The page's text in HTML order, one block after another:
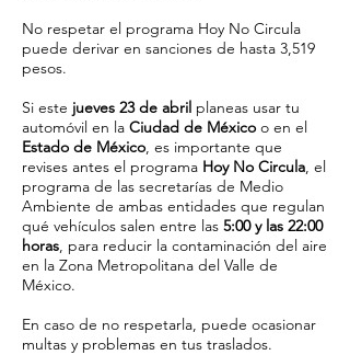
No respetar el programa Hoy No Circula
puede derivar en sanciones de hasta 3,519
pesos.
Si este jueves 23 de abril planeas usar tu
automóvil en la Ciudad de México o en el
Estado de México, es importante que
revises antes el programa Hoy No Circula, el
programa de las secretarías de Medio
Ambiente de ambas entidades que regulan
qué vehículos salen entre las 5:00 y las 22:00
horas, para reducir la contaminación del aire
en la Zona Metropolitana del Valle de
México.
En caso de no respetarla, puede ocasionar
multas y problemas en tus traslados.